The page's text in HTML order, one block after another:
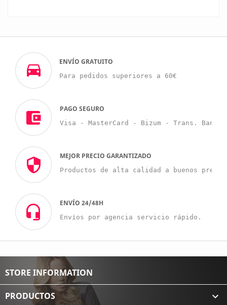
ENVÍO GRATUITO
Para pedidos superiores a 60€
PAGO SEGURO
Visa - MasterCard - Bizum - Trans.
MEJOR PRECIO GARANTIZADO
Productos de alta calidad a buenos
ENVÍO 24/48H
Envíos por agencia servicio rápido.
STORE INFORMATION
PRODUCTOS 